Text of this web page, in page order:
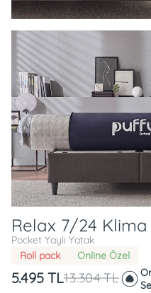
Relax 7/24 Klima
Pocket Yaylı Yatak
Roll pack
Online Özel
13.304 TL
5.495 TL